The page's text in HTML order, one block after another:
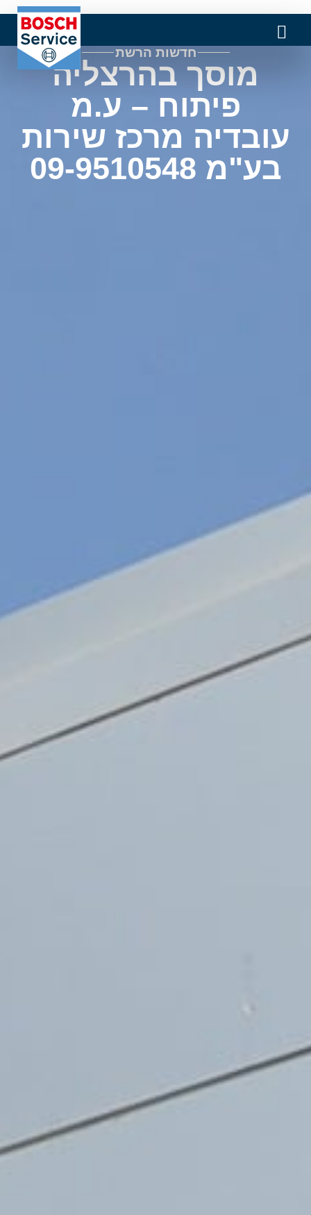
חדשות הרשת
מוסך בהרצליה
פיתוח – ע.מ
עובדיה מרכז שירות
בע"מ 09-9510548